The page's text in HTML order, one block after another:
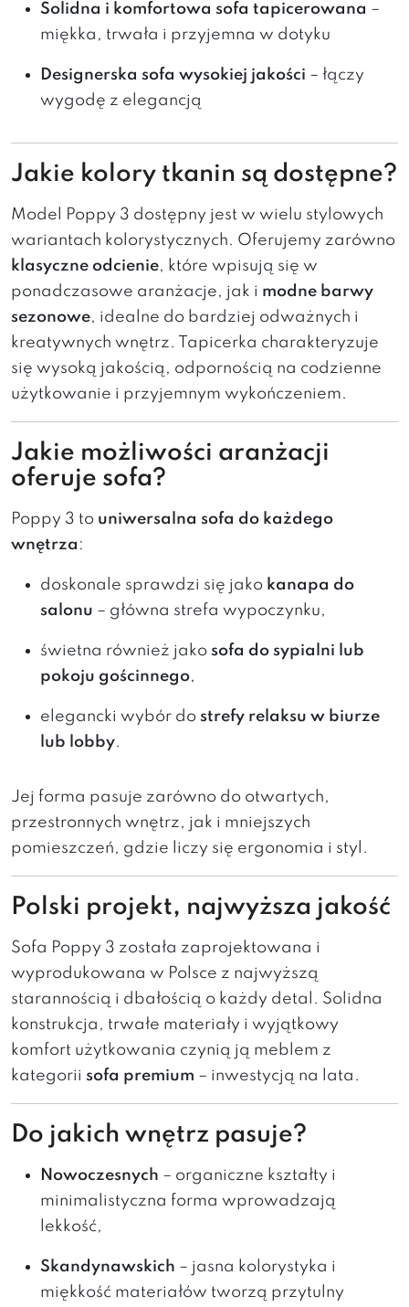
Solidna i komfortowa sofa tapicerowana –
miękka, trwała i przyjemna w dotyku
Designerska sofa wysokiej jakości – łączy
wygodę z elegancją
Jakie kolory tkanin są dostępne?
Model Poppy 3 dostępny jest w wielu stylowych
wariantach kolorystycznych. Oferujemy zarówno
klasyczne odcienie, które wpisują się w
ponadczasowe aranżacje, jak i modne barwy
sezonowe, idealne do bardziej odważnych i
kreatywnych wnętrz. Tapicerka charakteryzuje
się wysoką jakością, odpornością na codzienne
użytkowanie i przyjemnym wykończeniem.
Jakie możliwości aranżacji
oferuje sofa?
Poppy 3 to uniwersalna sofa do każdego
wnętrza :
doskonale sprawdzi się jako kanapa do
salonu – główna strefa wypoczynku,
świetna również jako sofa do sypialni lub
pokoju gościnnego,
elegancki wybór do strefy relaksu w biurze
lub lobby.
Jej forma pasuje zarówno do otwartych,
przestronnych wnętrz, jak i mniejszych
pomieszczeń, gdzie liczy się ergonomia i styl.
Polski projekt, najwyższa jakość
Sofa Poppy 3 została zaprojektowana i
wyprodukowana w Polsce z najwyższą
starannością i dbałością o każdy detal. Solidna
konstrukcja, trwałe materiały i wyjątkowy
komfort użytkowania czynią ją meblem z
kategorii sofa premium – inwestycją na lata.
Do jakich wnętrz pasuje?
Nowoczesnych – organiczne kształty i
minimalistyczna forma wprowadzają
lekkość,
Skandynawskich – jasna kolorystyka i
miękkość materiałów tworzą przytulny